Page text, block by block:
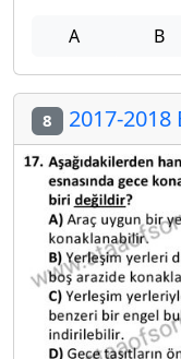
A B
8 2017-2018